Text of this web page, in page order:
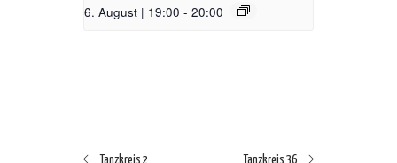
6. August | 19:00 - 20:00
Tanzkreis 2 Tanzkreis 36